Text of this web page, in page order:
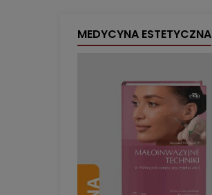
MEDYCYNA ESTETYCZNA